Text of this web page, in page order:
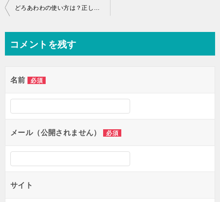
投
ビ
ー
シ
ョ
ン
コメントを残す
名前 必須
メール（公開されません） 必須
サイト